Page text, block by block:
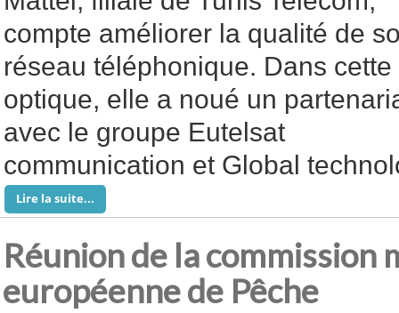
compte améliorer la qualité de
réseau téléphonique. Dans cette
optique, elle a noué un
avec le groupe Eutelsat
communication et Global
Lire la suite...
Réunion de la commission
européenne de Pêche